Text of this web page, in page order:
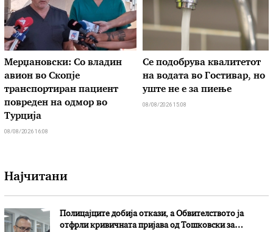
Мерџановски: Со владин
авион во Скопје
транспортиран пациент
повреден на одмор во
Турција
08/08/2026 16:08
Се подобрува квалитетот
на водата во Гостивар, но
уште не е за пиење
08/08/2026 15:08
Најчитани
Полицајците добија откази, а Обвителството ја
отфрли кривичната пријава од Тошковски за